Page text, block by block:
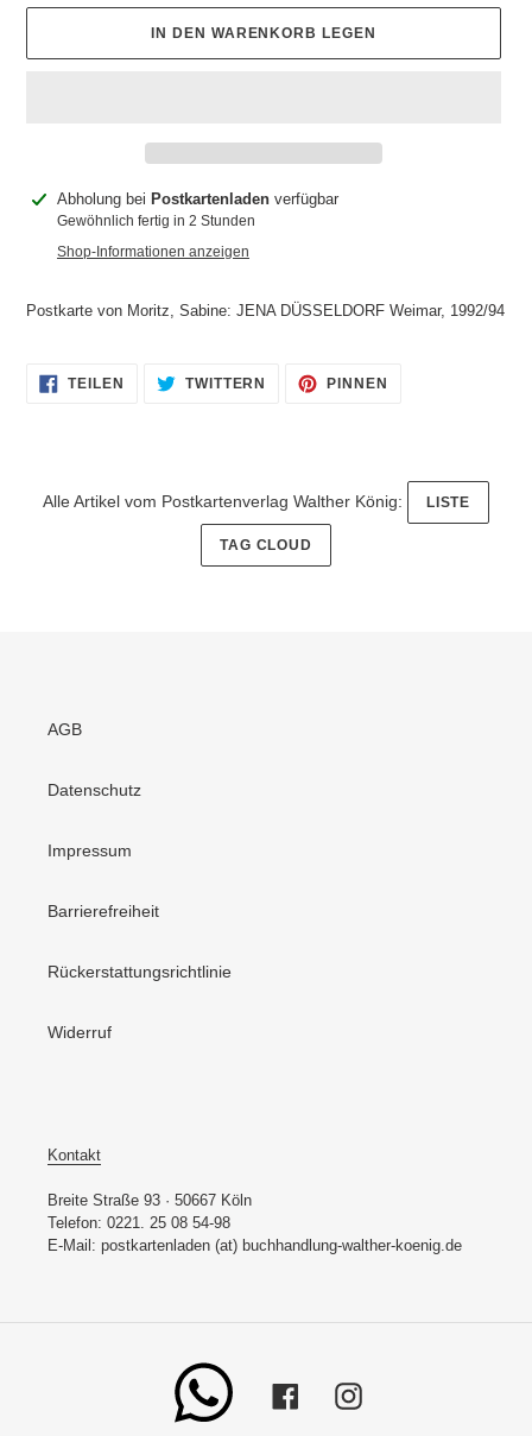
IN DEN WARENKORB LEGEN
ProduktAbholung bei Postkartenladen verfügbar
Gewöhnlich fertig in 2 Stunden
Shop-Informationen anzeigen
Postkarte von Moritz, Sabine: JENA DÜSSELDORF Weimar, 1992/94
TEILEN
FACEBOOK
TWITTERN AUF
TWITTER
PINNEN
Alle Artikel vom Postkartenverlag Walther König: LISTE
TAG CLOUD
AGB
Datenschutz
Impressum
Barrierefreiheit
Rückerstattungsrichtlinie
Widerruf
Kontakt
Breite Straße 93 · 50667 Köln
Telefon: 0221. 25 08 54-98
E-Mail: postkartenladen (at) buchhandlung-walther-koenig.de
FacebookInstagram